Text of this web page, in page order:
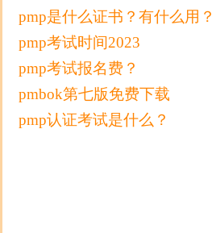
pmp是什么证书？有什么用？
pmp考试时间2023
pmp考试报名费？
pmbok第七版免费下载
pmp认证考试是什么？